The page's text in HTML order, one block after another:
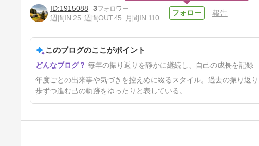
2023年を振り返って。【しれ
っとブログの備忘録】
1915088
3
週間IN:25 週間OUT:45 月間IN:110
報告
このブログのここがポイント
毎年の振り返りを静かに継続し、自己の成長を記録
年度ごとの出来事や気づきを控えめに綴るスタイル。過去の振り返
歩ずつ進む己の軌跡をゆったりと表している。